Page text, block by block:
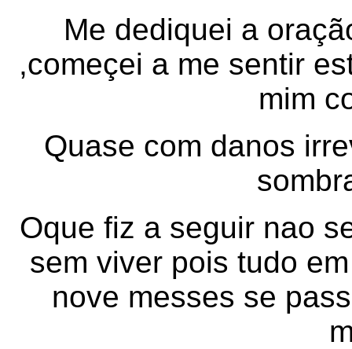
Me dediquei a
,começei a me sentir
mim
Quase com danos
Oque fiz a seguir nao
sem viver pois tudo
nove messes se